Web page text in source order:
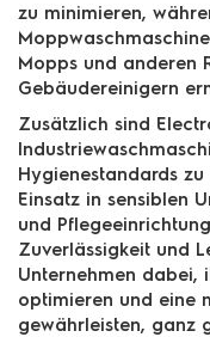
zu minimieren,
Mopps und anderen
Gebäudereinigern
Zusätzlich sind
Hygienestandards
Einsatz in sensiblen
und
Zuverlässigkeit und
Unternehmen dabei,
optimieren und eine
gewährleisten, ganz